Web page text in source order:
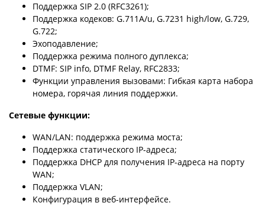
Поддержка SIP 2.0 (RFC3261);
Поддержка кодеков: G.711A/u, G.7231 high/low, G.729,
G.722;
Эхоподавление;
Поддержка режима полного дуплекса;
DTMF: SIP info, DTMF Relay, RFC2833;
Функции управления вызовами: Гибкая карта набора
номера, горячая линия поддержки.
Сетевые функции:
WAN/LAN: поддержка режима моста;
Поддержка статического IP-адреса;
Поддержка DHCP для получения IP-адреса на порту
WAN;
Поддержка VLAN;
Конфигурация в веб-интерфейсе.